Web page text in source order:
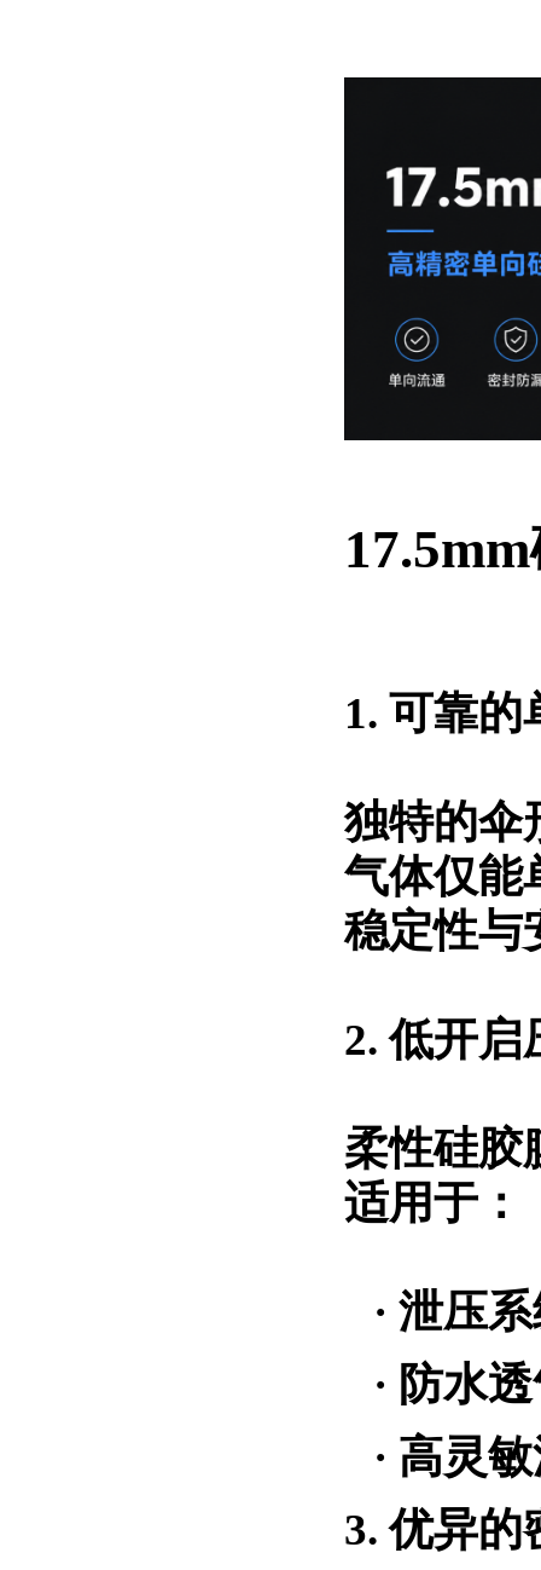
1. 可靠
独特的伞
气体仅能
稳定性与
2. 低开启
柔性硅胶
适用于：
· 泄压
· 防水
· 高灵
3. 优异的